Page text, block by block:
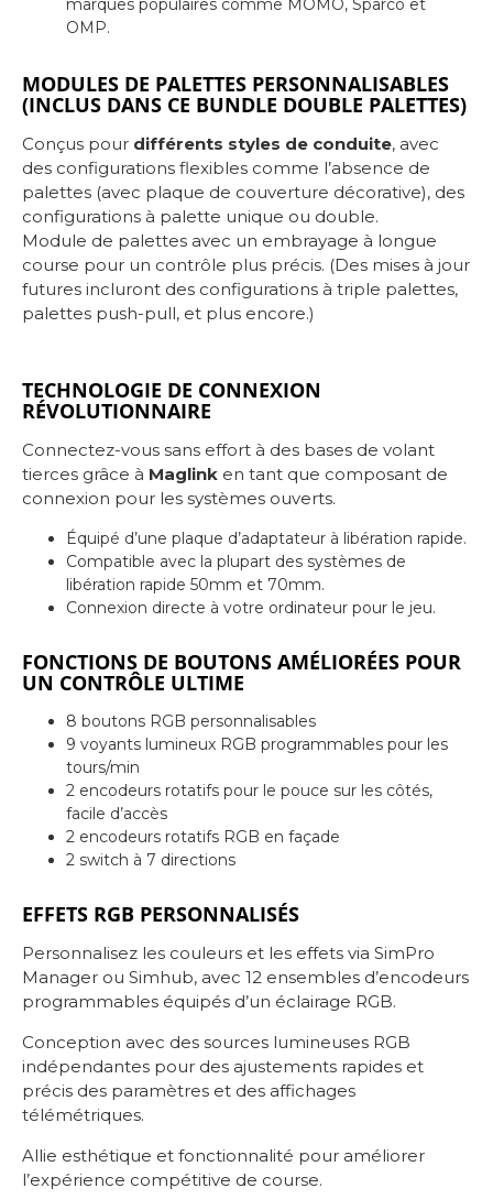
marques populaires comme MOMO, Sparco et
OMP.
MODULES DE PALETTES PERSONNALISABLES
(INCLUS DANS CE BUNDLE DOUBLE PALETTES)
Conçus pour différents styles de conduite, avec
des configurations flexibles comme l’absence de
palettes (avec plaque de couverture décorative), des
configurations à palette unique ou double.
Module de palettes avec un embrayage à longue
course pour un contrôle plus précis. (Des mises à jour
futures incluront des configurations à triple palettes,
palettes push-pull, et plus encore.)
TECHNOLOGIE DE CONNEXION
RÉVOLUTIONNAIRE
Connectez-vous sans effort à des bases de volant
tierces grâce à Maglink en tant que composant de
connexion pour les systèmes ouverts.
Équipé d’une plaque d’adaptateur à libération rapide.
Compatible avec la plupart des systèmes de
libération rapide 50mm et 70mm.
Connexion directe à votre ordinateur pour le jeu.
FONCTIONS DE BOUTONS AMÉLIORÉES POUR
UN CONTRÔLE ULTIME
8 boutons RGB personnalisables
9 voyants lumineux RGB programmables pour les
tours/min
2 encodeurs rotatifs pour le pouce sur les côtés,
facile d’accès
2 encodeurs rotatifs RGB en façade
2 switch à 7 directions
EFFETS RGB PERSONNALISÉS
Personnalisez les couleurs et les effets via SimPro
Manager ou Simhub, avec 12 ensembles d’encodeurs
programmables équipés d’un éclairage RGB.
Conception avec des sources lumineuses RGB
indépendantes pour des ajustements rapides et
précis des paramètres et des affichages
télémétriques.
Allie esthétique et fonctionnalité pour améliorer
l’expérience compétitive de course.